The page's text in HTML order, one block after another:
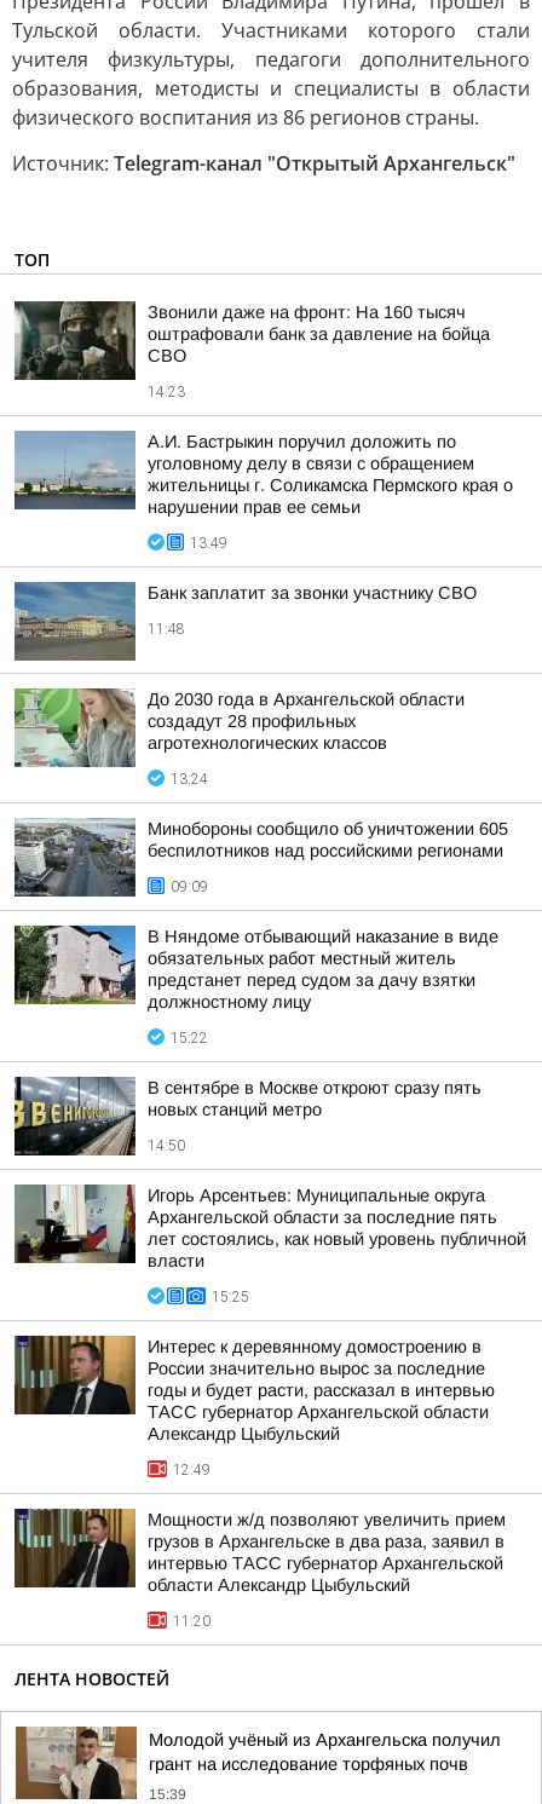
Тульской области. Участниками которого стали
учителя физкультуры, педагоги дополнительного
образования, методисты и специалисты в области
физического воспитания из 86 регионов страны.
Источник: Telegram-канал "Открытый Архангельск"
ТОП
Звонили даже на фронт: На 160 тысяч
оштрафовали банк за давление на бойца
СВО
14:23
А.И. Бастрыкин поручил доложить по
уголовному делу в связи с обращением
жительницы г. Соликамска Пермского края о
нарушении прав ее семьи
13:49
Банк заплатит за звонки участнику СВО
11:48
До 2030 года в Архангельской области
создадут 28 профильных
агротехнологических классов
13:24
Минобороны сообщило об уничтожении 605
беспилотников над российскими регионами
09:09
В Няндоме отбывающий наказание в виде
обязательных работ местный житель
предстанет перед судом за дачу взятки
должностному лицу
15:22
В сентябре в Москве откроют сразу пять
новых станций метро
14:50
Игорь Арсентьев: Муниципальные округа
Архангельской области за последние пять
лет состоялись, как новый уровень публичной
власти
15:25
Интерес к деревянному домостроению в
России значительно вырос за последние
годы и будет расти, рассказал в интервью
ТАСС губернатор Архангельской области
Александр Цыбульский
12:49
Мощности ж/д позволяют увеличить прием
грузов в Архангельске в два раза, заявил в
интервью ТАСС губернатор Архангельской
области Александр Цыбульский
11:20
ЛЕНТА НОВОСТЕЙ
Молодой учёный из Архангельска получил
грант на исследование торфяных почв
15:39